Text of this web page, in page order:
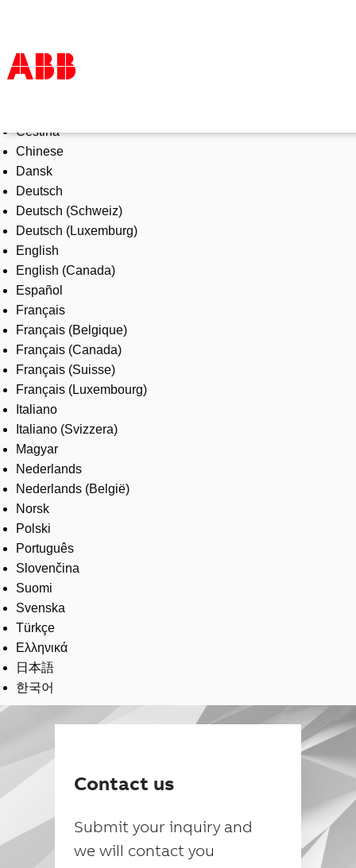
Products & Solutions
Industries
Services
About us
Where to buy
Contact us
Careers
Čeština
Chinese
Dansk
Deutsch
Deutsch (Schweiz)
Deutsch (Luxemburg)
English
English (Canada)
Español
Français
Français (Belgique)
Français (Canada)
Français (Suisse)
Français (Luxembourg)
Italiano
Italiano (Svizzera)
Magyar
Nederlands
Nederlands (België)
Norsk
Polski
Português
Slovenčina
Suomi
Svenska
Türkçe
Ελληνικά
日本語
한국어
Contact us
Submit your inquiry and
we will contact you